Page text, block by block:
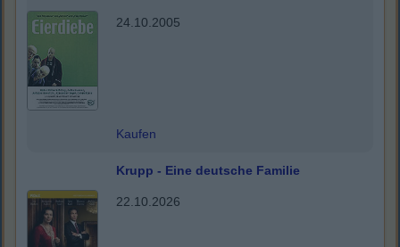
24.10.2005
Kaufen
Krupp - Eine deutsche Familie
22.10.2026